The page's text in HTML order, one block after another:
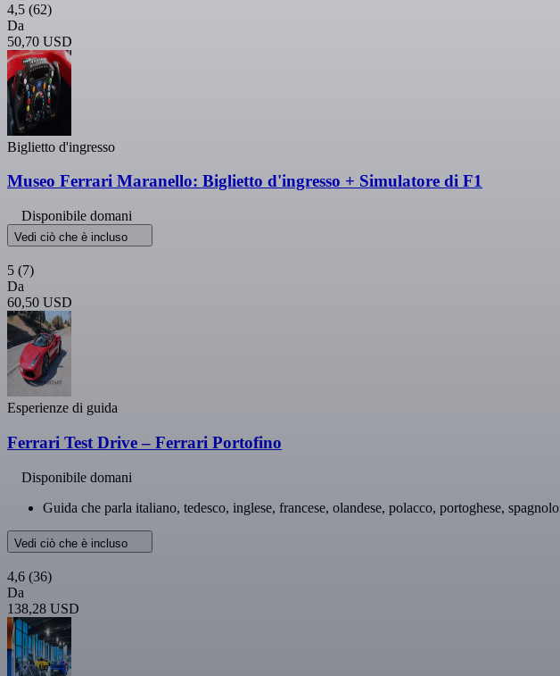
4,5 (62)
Da
50,70 USD
Biglietto d'ingresso
Museo Ferrari Maranello: Biglietto d'ingresso + Simulatore di F1
Disponibile domani
Vedi ciò che è incluso
5 (7)
Da
60,50 USD
Esperienze di guida
Ferrari Test Drive – Ferrari Portofino
Disponibile domani
Guida che parla italiano, tedesco, inglese, francese, olandese, polacco, portoghese, spagnolo
Vedi ciò che è incluso
4,6 (36)
Da
138,28 USD